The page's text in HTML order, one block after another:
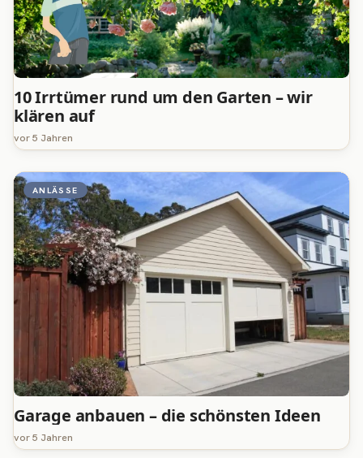
10 Irrtümer rund um den Garten – wir
klären auf
vor 5 Jahren
ANLÄSSE
Garage anbauen – die schönsten Ideen
vor 5 Jahren